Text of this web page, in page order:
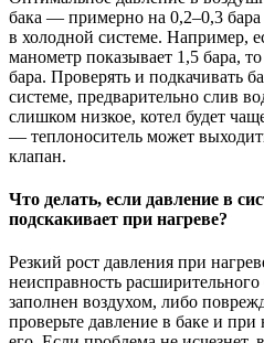
бака — примерно на 0,2–0,3
в холодной системе. Например,
манометр показывает 1,5 бара,
бара. Проверять и подкачивать
системе, предварительно слив
слишком низкое, котел будет
— теплоноситель может
клапан.
Что делать, если давление в
подскакивает при нагреве?
Резкий рост давления при
неисправность
заполнен воздухом, либо
проверьте давление в баке и